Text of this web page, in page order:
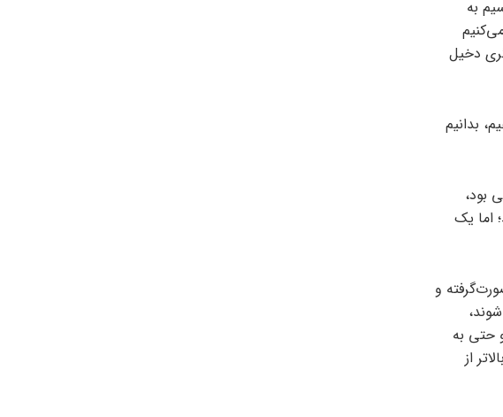
به
دخیل
بدانیم
بود،
اما یک
و
حتی به
از